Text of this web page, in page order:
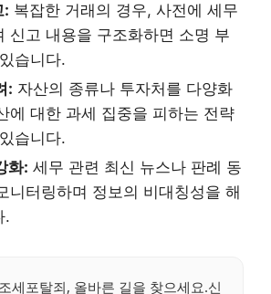
: 복잡한 거래의 경우, 사전에 세무
신고 내용을 구조화하면 소명 부
습니다.
: 자산의 종류나 투자처를 다양화
에 대한 과세 집중을 피하는 전략
습니다.
화: 세무 관련 최신 뉴스나 판례 동
니터링하며 정보의 비대칭성을 해
.
조세포탈죄, 올바른 길을 찾으세요.신